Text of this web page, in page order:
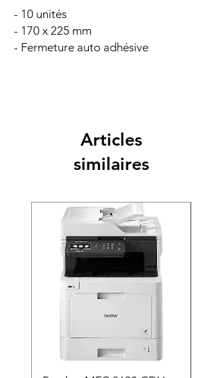
- 10 unités
- 170 x 225 mm
- Fermeture auto adhésive
Articles
similaires